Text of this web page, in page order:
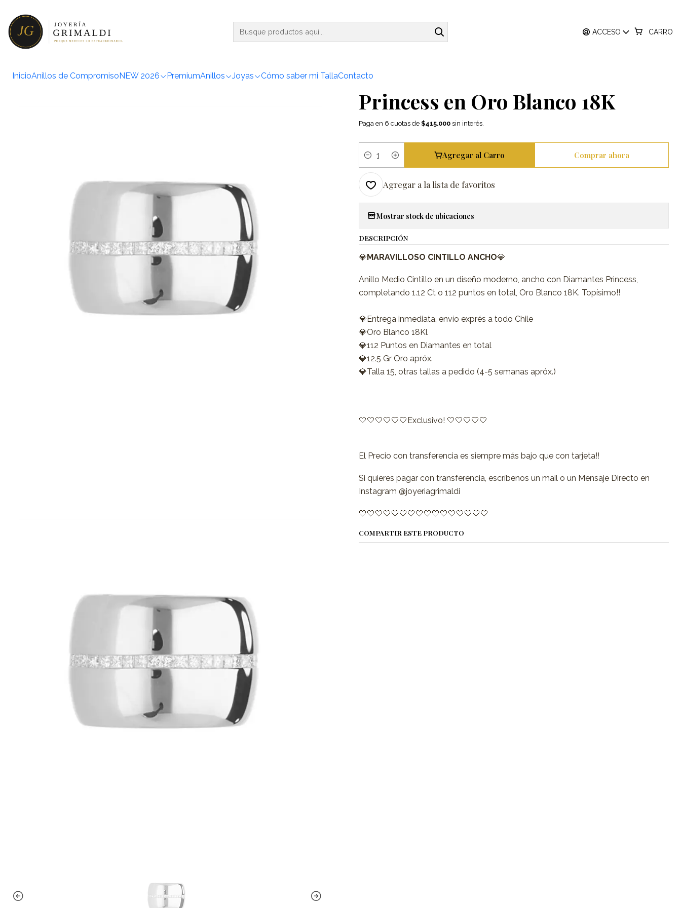
ACCESO CARRO
InicioAnillos de CompromisoNEW 2026 PremiumAnillos Joyas Cómo saber mi TallaContacto
|
Ancho Moderno Diamantes
Princess en Oro Blanco 18K
Paga en 6 cuotas de $415.000 sin interés.
Cantidad
Agregar al Carro Comprar ahora
Agregar a la lista de favoritos
Mostrar stock de ubicaciones
DESCRIPCIÓN
💎MARAVILLOSO CINTILLO ANCHO💎
Anillo Medio Cintillo en un diseño moderno, ancho con Diamantes Princess,
completando 1.12 Ct o 112 puntos en total, Oro Blanco 18K. Topísimo!!
💎Entrega inmediata, envío exprés a todo Chile
💎Oro Blanco 18Kl
💎112 Puntos en Diamantes en total
💎12.5 Gr Oro apróx.
💎Talla 15, otras tallas a pedido (4-5 semanas apróx.)
🤍🤍🤍🤍🤍🤍Exclusivo! 🤍🤍🤍🤍🤍
El Precio con transferencia es siempre más bajo que con tarjeta!!
Si quieres pagar con transferencia, escríbenos un mail o un Mensaje Directo en
Instagram @joyeriagrimaldi
🤍🤍🤍🤍🤍🤍🤍🤍🤍🤍🤍🤍🤍🤍🤍🤍
COMPARTIR ESTE PRODUCTO